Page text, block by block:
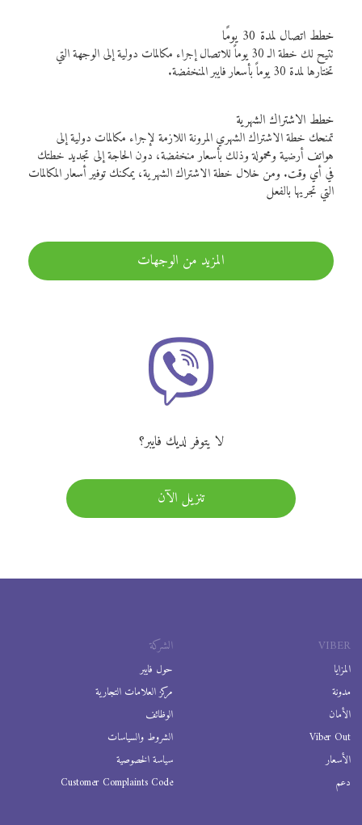
خطط اتصال لمدة 30 يومًا
تتيح لك خطة الـ 30 يوماً للاتصال إجراء مكالمات دولية إلى الوجهة التي
تختارها لمدة 30 يوماً بأسعار فايبر المنخفضة.
خطط الاشتراك الشهرية
تمنحك خطة الاشتراك الشهري المرونة اللازمة لإجراء مكالمات دولية إلى
هواتف أرضية ومحمولة وذلك بأسعار منخفضة، دون الحاجة إلى تجديد خطتك
في أي وقت. ومن خلال خطة الاشتراك الشهرية، يمكنك توفير أسعار المكالمات
التي تجريها بالفعل
المزيد من الوجهات
لا يتوفر لديك فايبر؟
تنزيل الآن
VIBER
المزايا
مدونة
الأمان
Viber Out
الأسعار
دعم
الشركة
حول فايبر
مركز العلامات التجارية
الوظائف
الشروط والسياسات
سياسة الخصوصية
Customer Complaints Code